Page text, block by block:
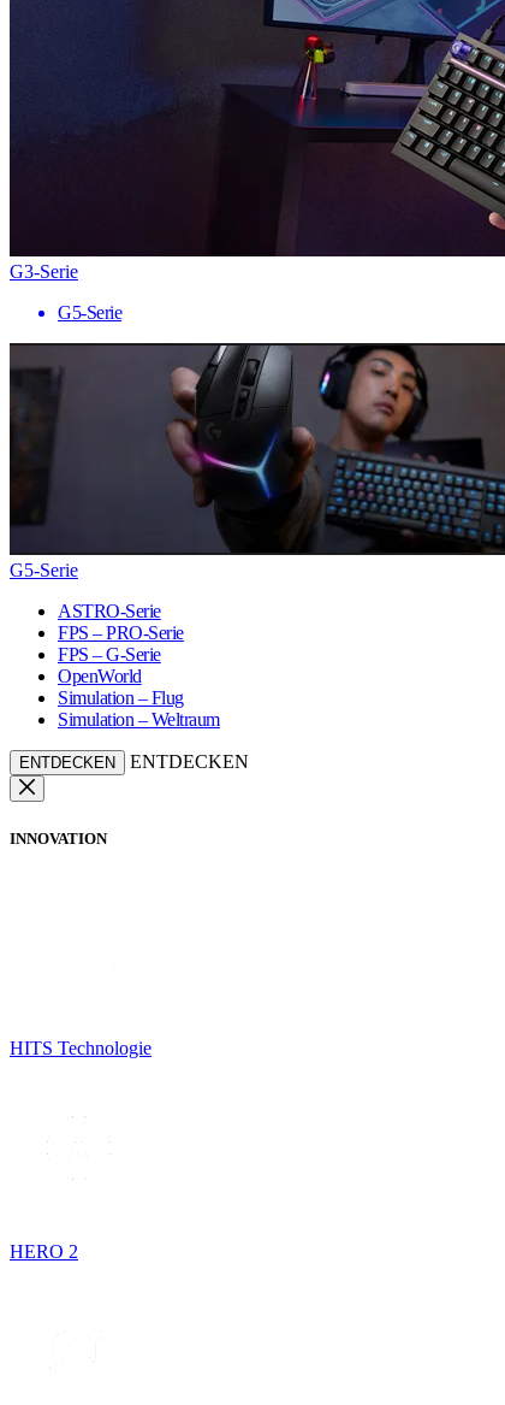
G3-Serie
G5-Serie
G5-Serie
ASTRO-Serie
FPS – PRO-Serie
FPS – G-Serie
OpenWorld
Simulation – Flug
Simulation – Weltraum
ENTDECKEN ENTDECKEN
INNOVATION
HITS Technologie
HERO 2